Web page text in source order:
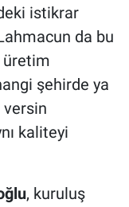
istikrar
da bu
üretim
şehirde ya
kaliteyi
, kuruluş